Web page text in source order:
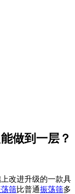
做到一层？
改进升级的一款具
筛比普通振荡筛多